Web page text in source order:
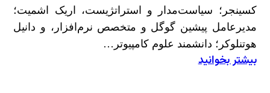
کسینجر؛ سیاست‌مدار و استراتژیست، اریک اشمیت؛
مدیرعامل پیشین گوگل و متخصص نرم‌افزار، و دانیل
هوتنلوکر؛ دانشمند علوم کامپیوتر…
بیشتر بخوانید
: